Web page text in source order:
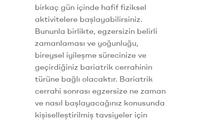
birkaç gün içinde hafif fiziksel
aktivitelere başlayabilirsiniz.
Bununla birlikte, egzersizin belirli
zamanlaması ve yoğunluğu,
bireysel iyileşme sürecinize ve
geçirdiğiniz bariatrik cerrahinin
türüne bağlı olacaktır. Bariatrik
cerrahi sonrası egzersize ne zaman
ve nasıl başlayacağınız konusunda
kişiselleştirilmiş tavsiyeler için